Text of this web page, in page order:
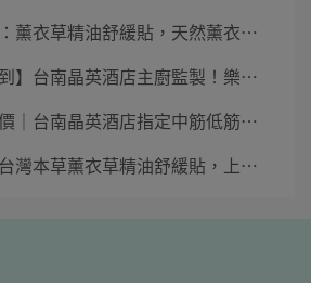
薰衣草精油舒緩貼，天然薰衣⋯
】台南晶英酒店主廚監製！樂⋯
｜台南晶英酒店指定中筋低筋⋯
灣本草薰衣草精油舒緩貼，上⋯